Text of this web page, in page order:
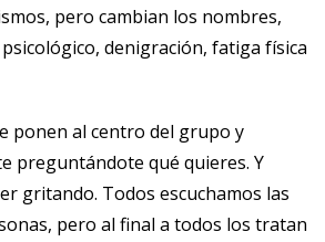
pero cambian los nombres,
denigración, fatiga física
ponen al centro del grupo y
preguntándote qué quieres. Y
gritando. Todos escuchamos las
pero al final a todos los tratan